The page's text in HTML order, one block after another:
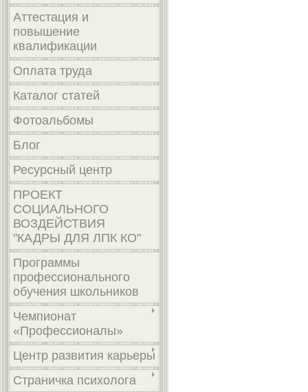
Аттестация и
повышение
квалификации
Оплата труда
Каталог статей
Фотоальбомы
Блог
Ресурсный центр
ПРОЕКТ
СОЦИАЛЬНОГО
ВОЗДЕЙСТВИЯ
"КАДРЫ ДЛЯ ЛПК КО"
Программы
профессионального
обучения школьников
Чемпионат
«Профессионалы»
Центр развития карьеры
Страничка психолога